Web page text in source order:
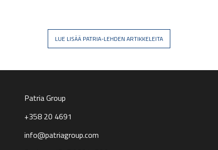
LUE LISÄÄ PATRIA-LEHDEN ARTIKKELEITA
Patria Group
+358 20 4691
info@patriagroup.com